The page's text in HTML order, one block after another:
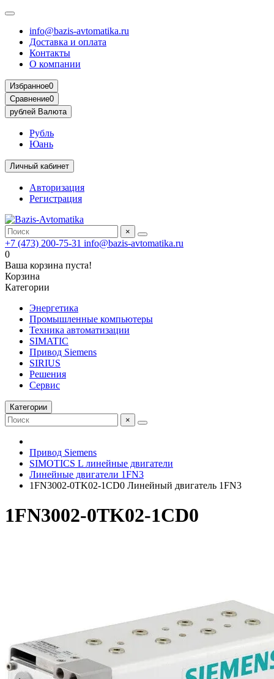
info@bazis-avtomatika.ru
Доставка и оплата
Контакты
О компании
Избранное0
Сравнение0
рублей Валюта
Рубль
Юань
Личный кабинет
Авторизация
Регистрация
×
+7 (473) 200-75-31 info@bazis-avtomatika.ru
0
Ваша корзина пуста!
Корзина
Категории
Энергетика
Промышленные компьютеры
Техника автоматизации
SIMATIC
Привод Siemens
SIRIUS
Решения
Сервис
Категории
×
Привод Siemens
SIMOTICS L линейные двигатели
Линейные двигатели 1FN3
1FN3002-0TK02-1CD0 Линейный двигатель 1FN3
1FN3002-0TK02-1CD0